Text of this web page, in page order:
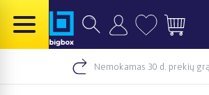
Nemokamas 30 d. prekių